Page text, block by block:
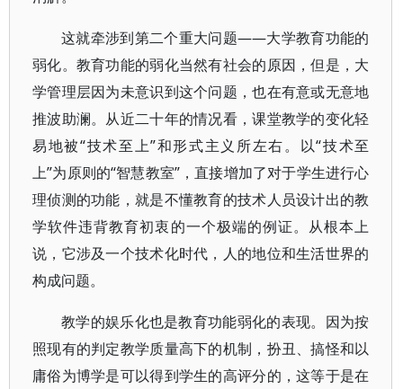
这就牵涉到第二个重大问题——大学教育功能的
弱化。教育功能的弱化当然有社会的原因，但是，大
学管理层因为未意识到这个问题，也在有意或无意地
推波助澜。从近二十年的情况看，课堂教学的变化轻
易地被“技术至上”和形式主义所左右。以“技术至
上”为原则的“智慧教室”，直接增加了对于学生进行心
理侦测的功能，就是不懂教育的技术人员设计出的教
学软件违背教育初衷的一个极端的例证。从根本上
说，它涉及一个技术化时代，人的地位和生活世界的
构成问题。
教学的娱乐化也是教育功能弱化的表现。因为按
照现有的判定教学质量高下的机制，扮丑、搞怪和以
庸俗为博学是可以得到学生的高评分的，这等于是在